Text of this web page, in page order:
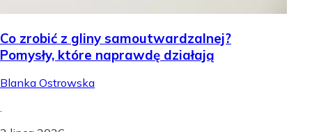
Co zrobić z gliny samoutwardzalnej?
Pomysły, które naprawdę działają
Blanka Ostrowska
.